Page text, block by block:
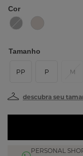
Cor
Tamanho
PP P M
descubra seu
PERSONAL